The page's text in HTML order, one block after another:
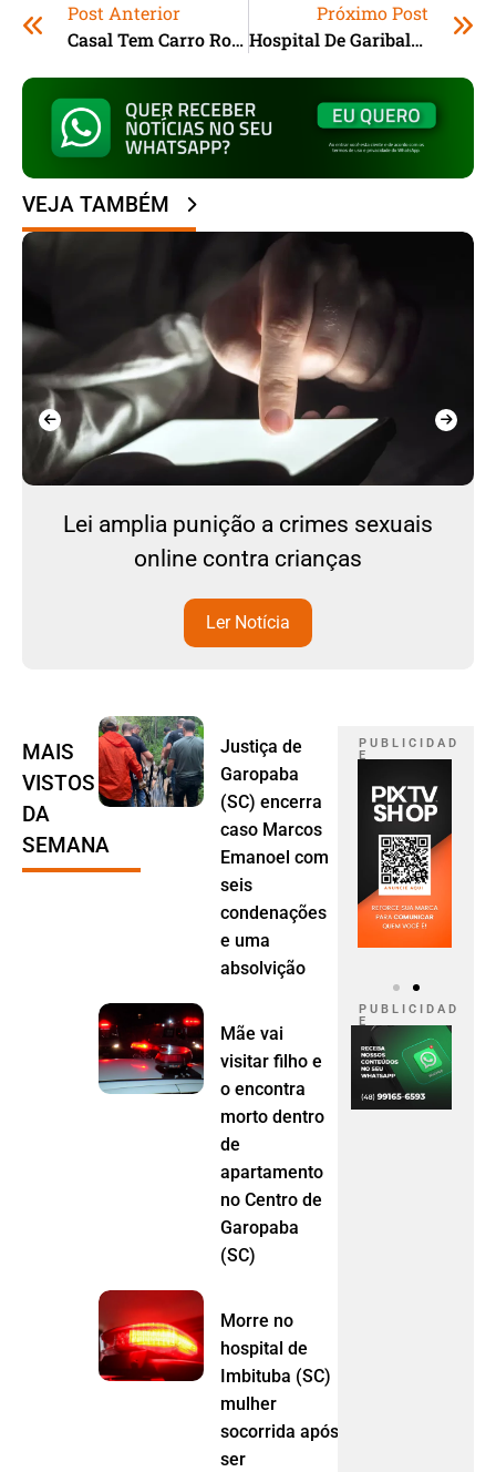
Post Anterior
Casal Tem Carro Roubado Por Bandidos Armados Em Imbituba (SC)
Próximo Post
Hospital De Garibaldi (RS) Receberá Investimento Milionário
VEJA TAMBÉM
Lei amplia punição a crimes sexuais
online contra crianças
Ler Notícia
MAIS
VISTOS
DA
SEMANA
Justiça de
Garopaba
(SC) encerra
caso Marcos
Emanoel com
seis
condenações
e uma
absolvição
Mãe vai
visitar filho e
o encontra
morto dentro
de
apartamento
no Centro de
Garopaba
(SC)
Morre no
hospital de
Imbituba (SC)
mulher
socorrida após
ser
P U B L I C I D A D
E
P U B L I C I D A D
E